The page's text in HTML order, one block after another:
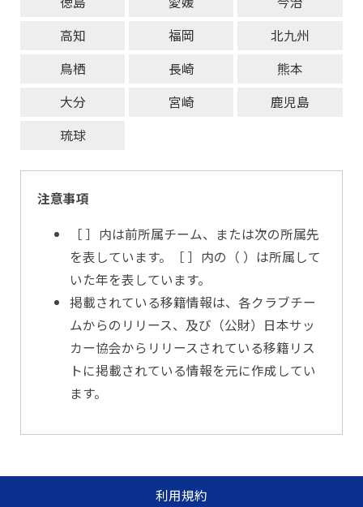
高知
福岡
北九州
鳥栖
長崎
熊本
大分
宮崎
鹿児島
琉球
注意事項
［ ］内は前所属チーム、または次の所属先
を表しています。［ ］内の（ ）は所属して
いた年を表しています。
掲載されている移籍情報は、各クラブチー
ムからのリリース、及び（公財）日本サッ
カー協会からリリースされている移籍リス
トに掲載されている情報を元に作成してい
ます。
利用規約